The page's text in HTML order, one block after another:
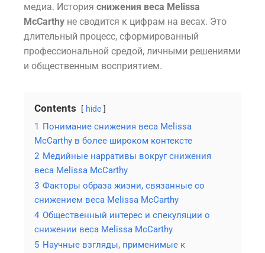
медиа. История снижения веса Melissa
McCarthy не сводится к цифрам на весах. Это
длительный процесс, сформированный
профессиональной средой, личными решениями
и общественным восприятием.
Contents hide
1 Понимание снижения веса Melissa
McCarthy в более широком контексте
2 Медийные нарративы вокруг снижения
веса Melissa McCarthy
3 Факторы образа жизни, связанные со
снижением веса Melissa McCarthy
4 Общественный интерес и спекуляции о
снижении веса Melissa McCarthy
5 Научные взгляды, применимые к